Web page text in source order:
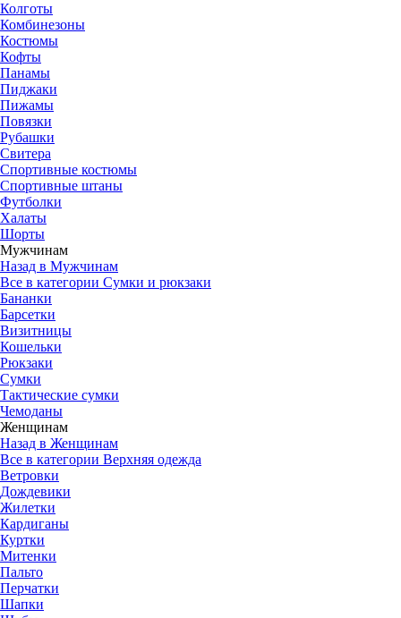
Колготы
Комбинезоны
Костюмы
Кофты
Панамы
Пиджаки
Пижамы
Повязки
Рубашки
Свитера
Спортивные костюмы
Спортивные штаны
Футболки
Халаты
Шорты
Мужчинам
Назад в Мужчинам
Все в категории Сумки и рюкзаки
Бананки
Барсетки
Визитницы
Кошельки
Рюкзаки
Сумки
Тактические сумки
Чемоданы
Женщинам
Назад в Женщинам
Все в категории Верхняя одежда
Ветровки
Дождевики
Жилетки
Кардиганы
Куртки
Митенки
Пальто
Перчатки
Шапки